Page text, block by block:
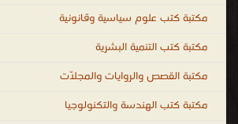
مكتبة كتب علوم سياسية وقانونية
مكتبة كتب التنمية البشرية
مكتبة القصص والروايات والمجلّات
مكتبة كتب الهندسة والتكنولوجيا